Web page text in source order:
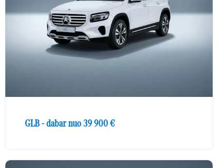
GLB - dabar nuo 39 900 €